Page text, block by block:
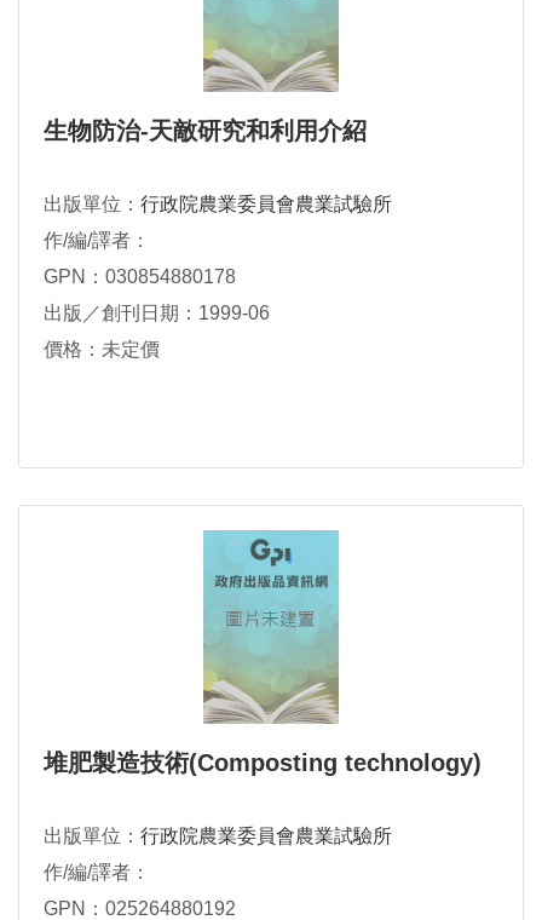
生物防治-天敵研究和利用介紹
出版單位： 行政院農業委員會農業試驗所
作/編/譯者：
GPN：030854880178
出版／創刊日期：1999-06
價格：未定價
堆肥製造技術(Composting technology)
出版單位： 行政院農業委員會農業試驗所
作/編/譯者：
GPN：025264880192